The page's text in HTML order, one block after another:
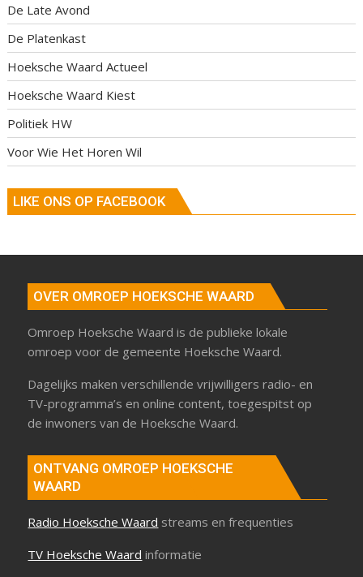
De Late Avond
De Platenkast
Hoeksche Waard Actueel
Hoeksche Waard Kiest
Politiek HW
Voor Wie Het Horen Wil
LIKE ONS OP FACEBOOK
OVER OMROEP HOEKSCHE WAARD
Omroep Hoeksche Waard is de publieke lokale
omroep voor de gemeente Hoeksche Waard.
Dagelijks maken verschillende vrijwilligers radio- en
TV-programma’s en online content, toegespitst op
de inwoners van de Hoeksche Waard.
ONTVANG OMROEP HOEKSCHE
WAARD
Radio Hoeksche Waard streams en frequenties
TV Hoeksche Waard informatie